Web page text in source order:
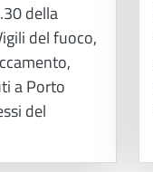
della
del fuoco,
a Porto
del